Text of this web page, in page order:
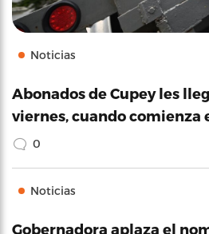
Noticias
Abonados de Cupey les
viernes, cuando
0
Noticias
Gobernadora aplaza el